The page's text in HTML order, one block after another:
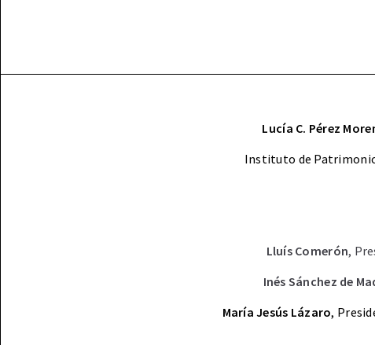
Lucía C. Pérez
Instituto de Patrimonio
Lluís Comerón,
Inés Sánchez de
María Jesús Lázaro,